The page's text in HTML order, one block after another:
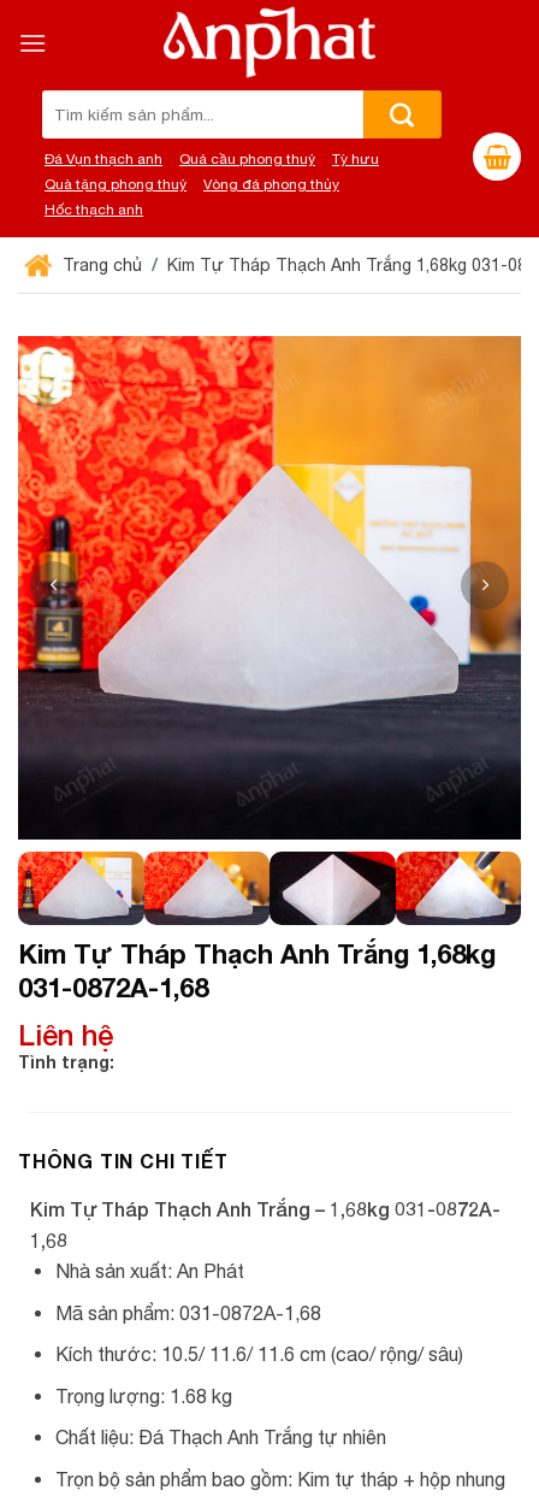
đến
Đá Vụn thạch anh Quả cầu phong thuỷ
Tỳ hưu
Quà tặng phong thuỷ
Vòng đá phong thủy
Hốc thạch anh
Trang chủ Kim Tự Tháp Thạch Anh Trắng 1,68kg 031-
Kim Tự Tháp Thạch Anh Trắng 1,68kg
031-0872A-1,68
Liên hệ
Tình trạng:
THÔNG TIN CHI TIẾT
Kim Tự Tháp Thạch Anh Trắng – 1,68kg 031-0872A-
1,68
Nhà sản xuất: An Phát
Mã sản phẩm: 031-0872A-1,68
Kích thước: 10.5/ 11.6/ 11.6 cm (cao/ rộng/ sâu)
Trọng lượng: 1.68 kg
Chất liệu: Đá Thạch Anh Trắng tự nhiên
Trọn bộ sản phẩm bao gồm: Kim tự tháp + hộp nhung